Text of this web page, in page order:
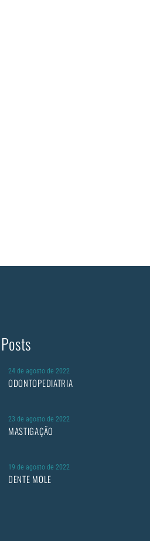
24 de agosto de 2022
ODONTOPEDIATRIA
23 de agosto de 2022
MASTIGAÇÃO
19 de agosto de 2022
DENTE MOLE